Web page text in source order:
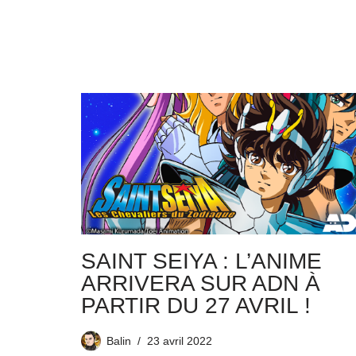
SAINT SEIYA : L’ANIME
ARRIVERA SUR ADN À
PARTIR DU 27 AVRIL !
Balin 23 avril 2022